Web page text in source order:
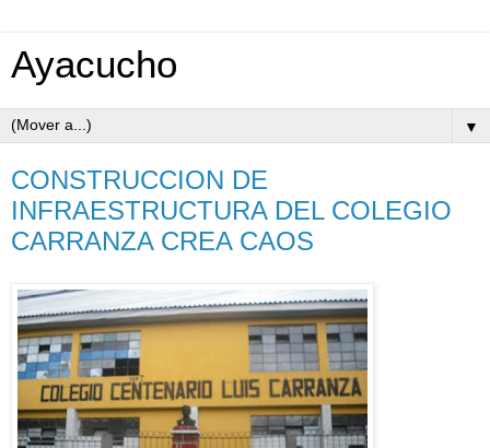
Ayacucho
▼
CONSTRUCCION DE
INFRAESTRUCTURA DEL COLEGIO
CARRANZA CREA CAOS